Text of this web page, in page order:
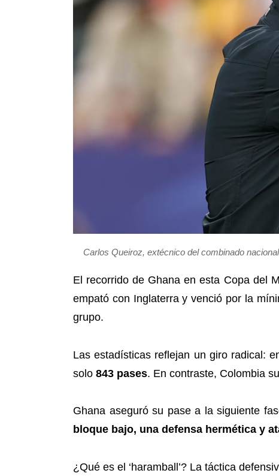
Carlos Queiroz, extécnico del combinado
El recorrido de Ghana en esta Copa del
empató con Inglaterra y venció por la
grupo.
Las estadísticas reflejan un giro radical:
solo 843 pases. En contraste, Colombia
Ghana aseguró su pase a la siguiente
bloque bajo, una defensa hermética y
¿Qué es el ‘haramball’? La táctica